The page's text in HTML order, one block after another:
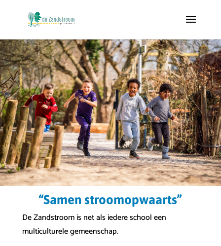
“Samen stroomopwaarts”
De Zandstroom is net als iedere school een
multiculturele gemeenschap.